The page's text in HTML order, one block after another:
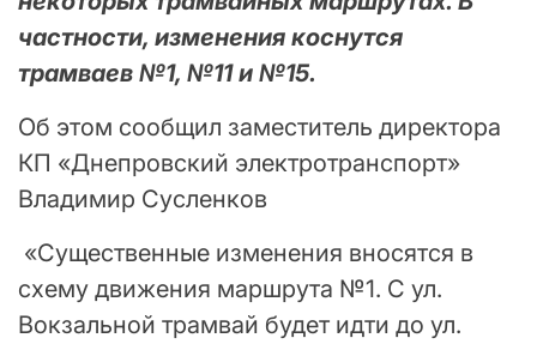
частности, изменения коснутся
трамваев №1, №11 и №15.
Об этом сообщил заместитель директора
КП «Днепровский электротранспорт»
Владимир Сусленков
«Существенные изменения вносятся в
схему движения маршрута №1. С ул.
Вокзальной трамвай будет идти до ул.